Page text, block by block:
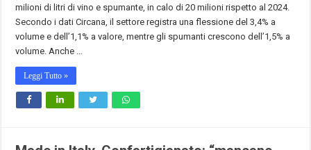
milioni di litri di vino e spumante, in calo di 20 milioni rispetto al 2024.
Secondo i dati Circana, il settore registra una flessione del 3,4% a
volume e dell’1,1% a valore, mentre gli spumanti crescono dell’1,5% a
volume. Anche …
Leggi Tutto »